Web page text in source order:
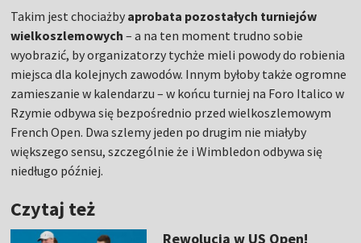
Takim jest chociażby aprobata pozostałych turniejów
wielkoszlemowych – a na ten moment trudno sobie
wyobrazić, by organizatorzy tychże mieli powody do robienia
miejsca dla kolejnych zawodów. Innym byłoby także ogromne
zamieszanie w kalendarzu – w końcu turniej na Foro Italico w
Rzymie odbywa się bezpośrednio przed wielkoszlemowym
French Open. Dwa szlemy jeden po drugim nie miałyby
większego sensu, szczególnie że i Wimbledon odbywa się
niedługo później.
Czytaj też
Rewolucja w US Open!